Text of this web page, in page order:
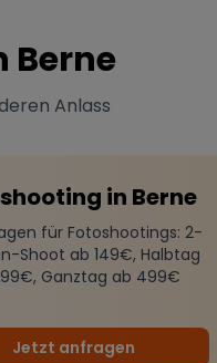
Berne
Anlass
in Berne
für Fotoshootings: 2-
Shoot ab 149€, Halbtag
Ganztag ab 499€
Jetzt anfragen